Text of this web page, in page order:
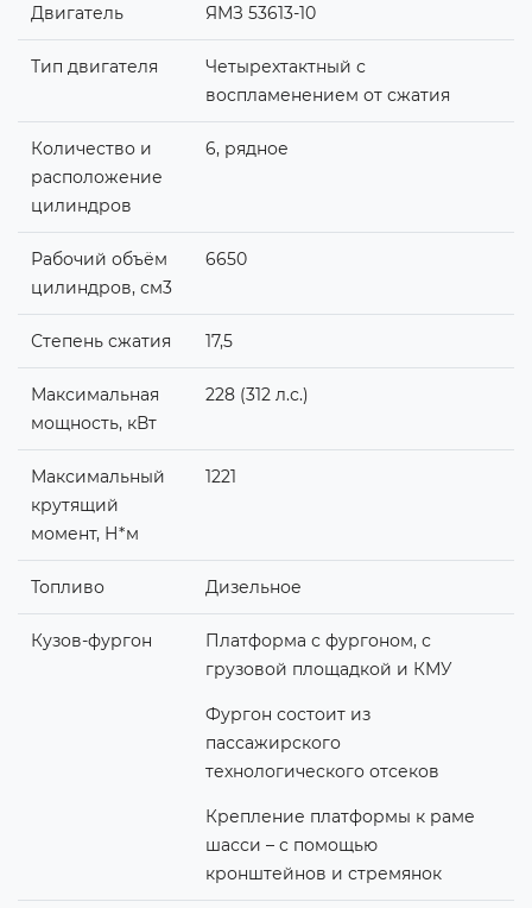
Двигатель ЯМЗ 53613-10
Тип двигателя
Четырехтактный с
воспламенением от сжатия
Количество и
расположение
цилиндров
6, рядное
Рабочий объём
цилиндров, см3
6650
Степень сжатия 17,5
Максимальная
мощность, кВт
228 (312 л.с.)
Максимальный
крутящий
момент, Н*м
1221
Топливо Дизельное
Кузов-фургон
Платформа с фургоном, с
грузовой площадкой и КМУ
Фургон состоит из
пассажирского
технологического отсеков
Крепление платформы к раме
шасси – с помощью
кронштейнов и стремянок